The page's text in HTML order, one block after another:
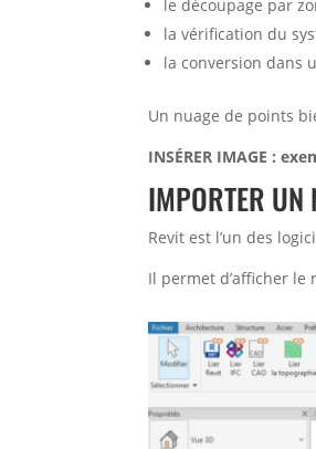
le découpage par
la vérification du
la conversion dans
Un nuage de points
INSÉRER IMAGE :
IMPORTER UN
Revit est l’un des
Il permet d’afficher